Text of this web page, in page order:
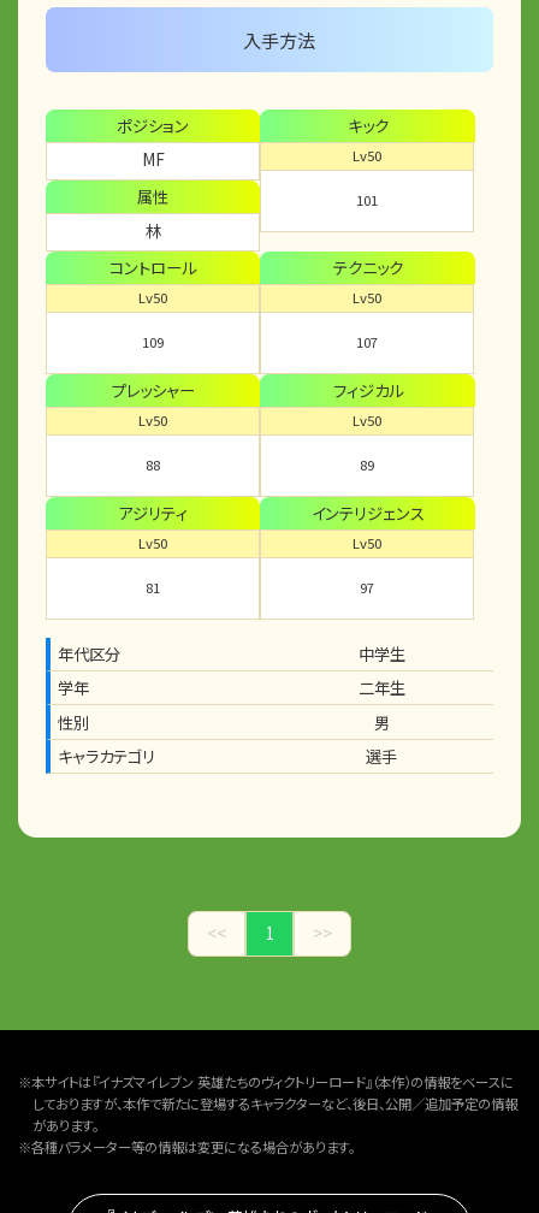
入手方法
ポジション
MF
属性
林
キック
Lv50
101
コントロール
Lv50
109
テクニック
Lv50
107
プレッシャー
Lv50
88
フィジカル
Lv50
89
アジリティ
Lv50
81
インテリジェンス
Lv50
97
年代区分
中学生
学年
二年生
性別
男
キャラカテゴリ
選手
<< 1 >>
※本サイトは『イナズマイレブン 英雄たちのヴィクトリーロード』（本作）の情報をベースに
しておりますが、本作で新たに登場するキャラクターなど、後日、公開／追加予定の情報
があります。
※各種パラメーター等の情報は変更になる場合があります。